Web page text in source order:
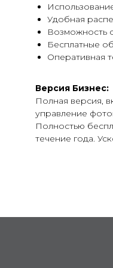
Удобная
Возможность
Бесплатные
Оперативная
Версия Бизнес:
Полная версия,
управление
Полностью
течение года.